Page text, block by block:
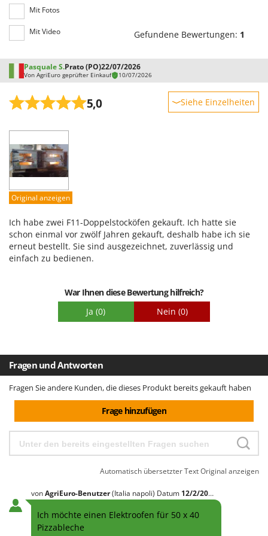
Rato
Resto Italia
Ribimex
Ripartrak
Ritter
River Systems
Robomow
Rossofuoco
Royal Food
Ryobi
S
S.T.P.
Sbaraglia
Shindaiwa
Silky
Simatech
Skil
Smartwood
Snapper
Spice Electronics
Mit Fotos
Mit Video Gefundene Bewertungen: 1
Pasquale S.Prato (PO)22/07/2026
Von AgriEuro geprüfter Einkauf 10/07/2026
5,0 Siehe Einzelheiten
Benutzerfreundlichkeit
Qualität / Preis
Schwierigkeitsgrad Zusammenbau
Original anzeigen
Ich habe zwei F11-Doppelstocköfen gekauft. Ich hatte sie
schon einmal vor zwölf Jahren gekauft, deshalb habe ich sie
erneut bestellt. Sie sind ausgezeichnet, zuverlässig und
einfach zu bedienen.
War Ihnen diese Bewertung hilfreich?
Ja (0) Nein (0)
Fragen und Antworten
Fragen Sie andere Kunden, die dieses Produkt bereits gekauft haben
Frage hinzufügen
Automatisch übersetzter TextOriginal anzeigen
vonAgriEuro-Benutzer(Italia napoli) Datum 12/2/2025
Ich möchte einen Elektroofen für 50 x 40
Pizzableche